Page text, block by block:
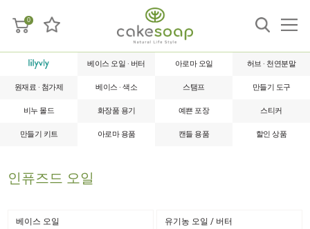
0
베이스 오일 · 버터 아로마 오일 허브 · 천연분말
원재료 · 첨가제 베이스 · 색소 스탬프 만들기 도구
비누 몰드 화장품 용기 예쁜 포장 스티커
만들기 키트 아로마 용품 캔들 용품 할인 상품
인퓨즈드 오일
베이스 오일 유기농 오일 / 버터